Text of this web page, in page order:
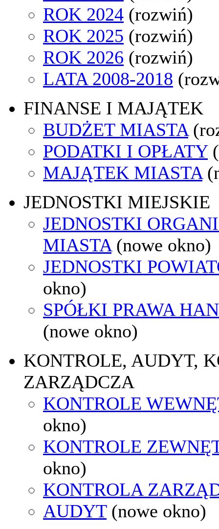
ROK 2024 (rozwiń)
ROK 2025 (rozwiń)
ROK 2026 (rozwiń)
LATA 2008-2018
FINANSE I MAJĄTEK
BUDŻET MIASTA
PODATKI I OPŁATY
MAJĄTEK MIASTA
JEDNOSTKI MIEJSKIE
JEDNOSTKI
MIASTA (nowe okno)
JEDNOSTKI
okno)
SPÓŁKI PRAWA
(nowe okno)
KONTROLE, AUDYT,
ZARZĄDCZA
KONTROLE
okno)
KONTROLE
okno)
KONTROLA
AUDYT (nowe okno)